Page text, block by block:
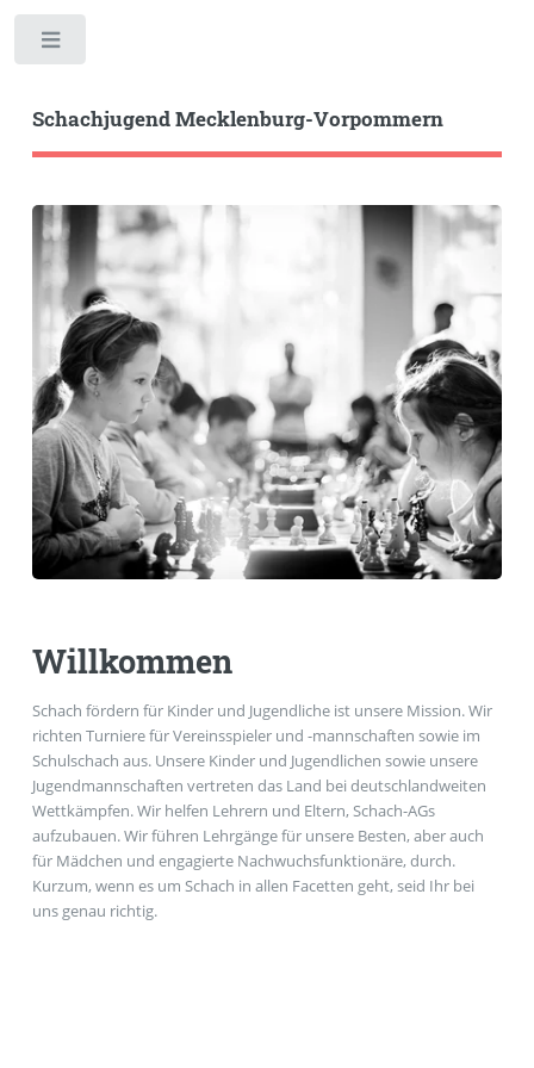
Schachjugend Mecklenburg-Vorpommern
Willkommen
Schach fördern für Kinder und Jugendliche ist unsere Mission. Wir
richten Turniere für Vereinsspieler und -mannschaften sowie im
Schulschach aus. Unsere Kinder und Jugendlichen sowie unsere
Jugendmannschaften vertreten das Land bei deutschlandweiten
Wettkämpfen. Wir helfen Lehrern und Eltern, Schach-AGs
aufzubauen. Wir führen Lehrgänge für unsere Besten, aber auch
für Mädchen und engagierte Nachwuchsfunktionäre, durch.
Kurzum, wenn es um Schach in allen Facetten geht, seid Ihr bei
uns genau richtig.